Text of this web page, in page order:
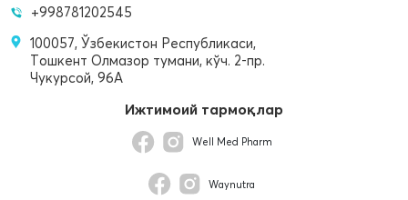
+998781202545
100057, Ўзбекистон Республикаси,
Тошкент Олмазор тумани, кўч. 2-пр.
Чукурсой, 96A
Ижтимоий тармоқлар
Well Med Pharm
Waynutra